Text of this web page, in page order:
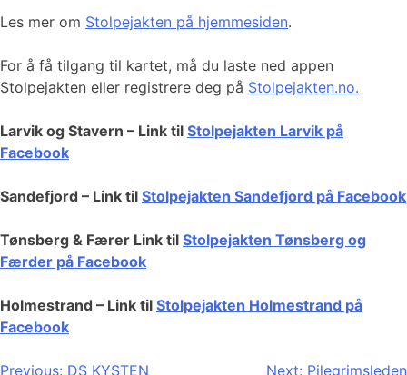
Les mer om Stolpejakten på hjemmesiden.
For å få tilgang til kartet, må du laste ned appen
Stolpejakten eller registrere deg på Stolpejakten.no.
Larvik og Stavern – Link til Stolpejakten Larvik på
Facebook
Sandefjord – Link til Stolpejakten Sandefjord på Facebook
Tønsberg & Færer Link til Stolpejakten Tønsberg og
Færder på Facebook
Holmestrand – Link til Stolpejakten Holmestrand på
Facebook
Previous: DS KYSTEN Next: Pilegrimsleden